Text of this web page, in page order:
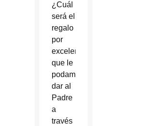
¿Cuál
será el
regalo
por
excelencia
que le
podamos
dar al
Padre
a
través